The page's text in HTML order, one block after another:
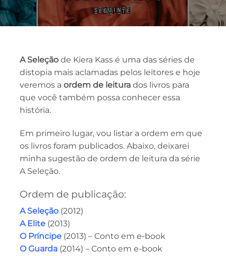
A Seleção de Kiera Kass é uma das séries de
distopia mais aclamadas pelos leitores e hoje
veremos a ordem de leitura dos livros para
que você também possa conhecer essa
história.
Em primeiro lugar, vou listar a ordem em que
os livros foram publicados. Abaixo, deixarei
minha sugestão de ordem de leitura da série
A Seleção.
Ordem de publicação:
A Seleção (2012)
A Elite (2013)
O Príncipe (2013) – Conto em e-book
O Guarda (2014) – Conto em e-book